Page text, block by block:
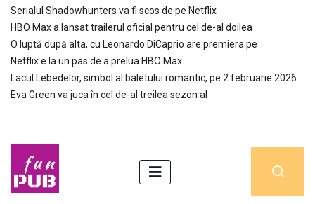
Serialul Shadowhunters va fi scos de pe Netflix
HBO Max a lansat trailerul oficial pentru cel de-al doilea
O luptă după alta, cu Leonardo DiCaprio are premiera pe
Netflix e la un pas de a prelua HBO Max
Lacul Lebedelor, simbol al baletului romantic, pe 2 februarie 2026
Eva Green va juca în cel de-al treilea sezon al